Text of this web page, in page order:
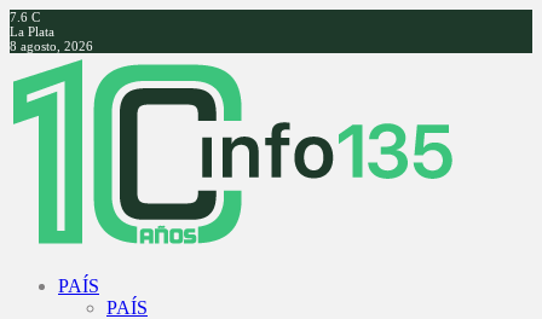
7.6 C
La Plata
8 agosto, 2026
Facebook
Twitter
Instagram
Youtube
PAÍS
PAÍS